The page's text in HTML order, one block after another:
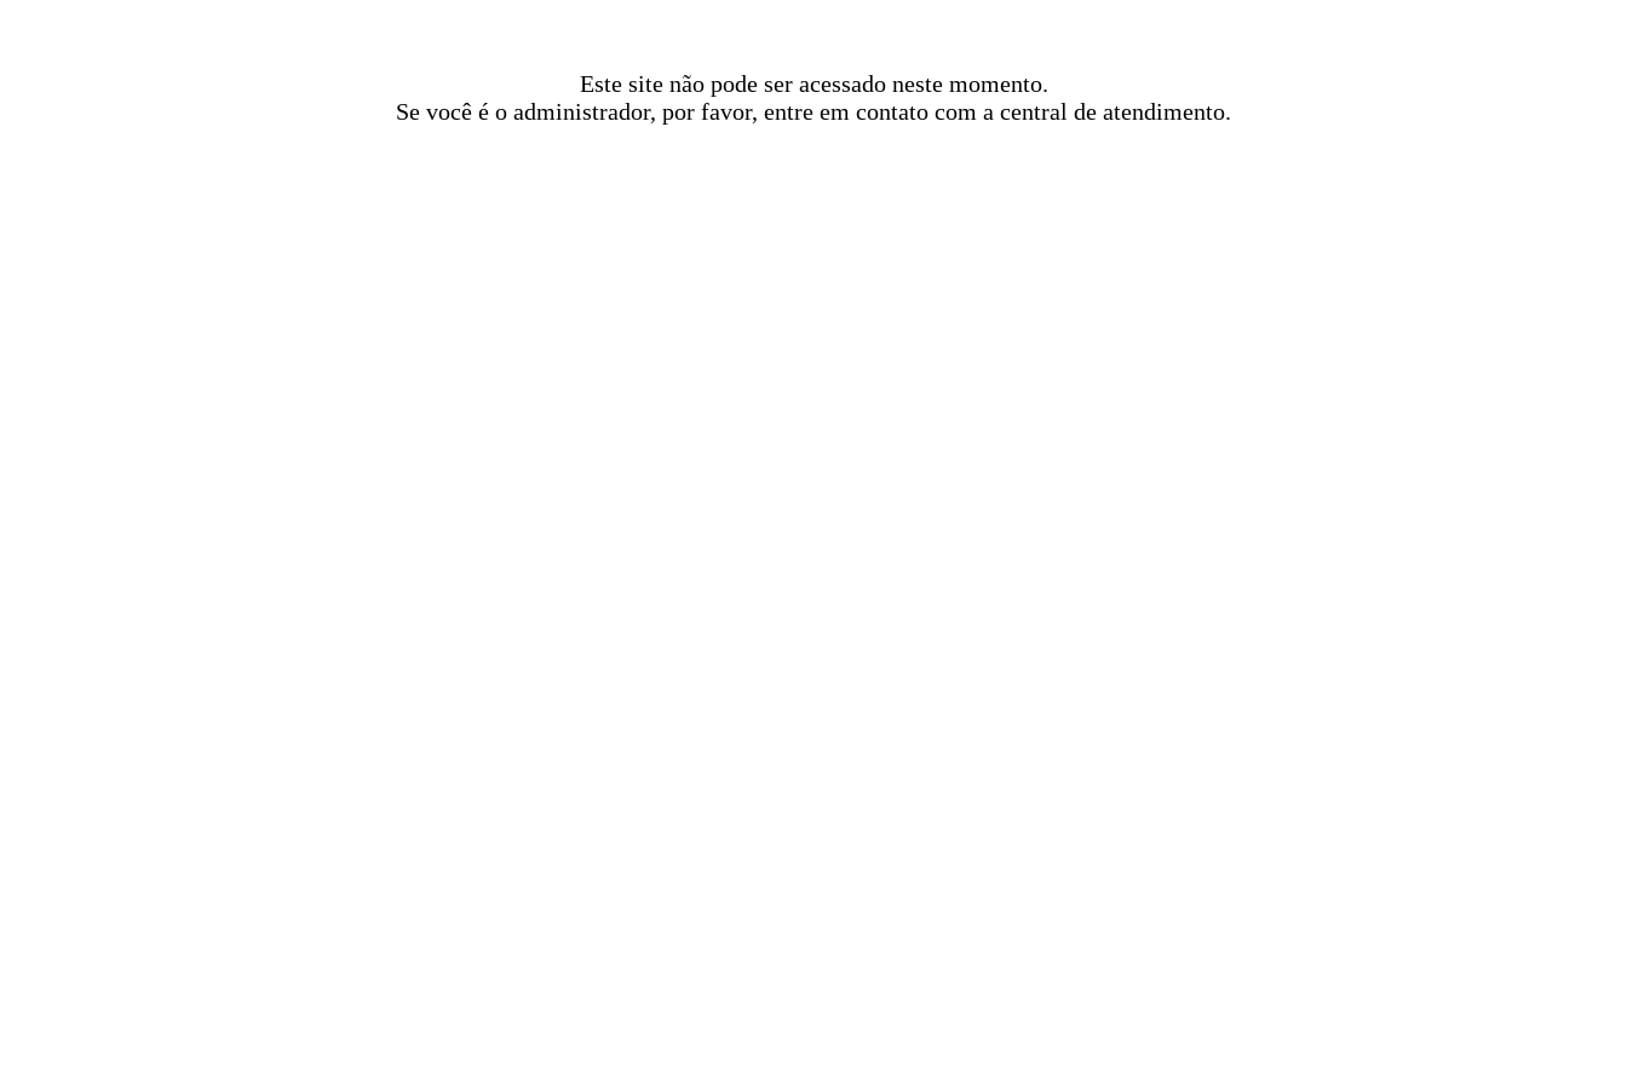
Este site não pode ser acessado neste momento.
Se você é o administrador, por favor, entre em contato com a central de atendimento.